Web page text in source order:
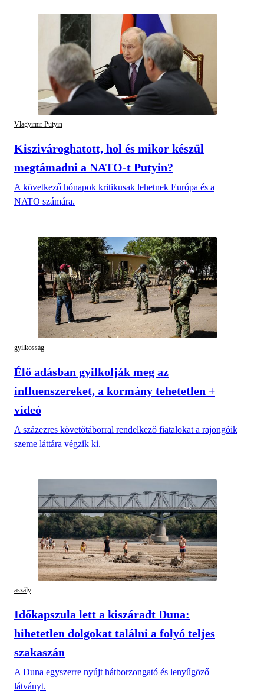
Vlagyimir Putyin
Kiszivároghatott, hol és mikor készül
megtámadni a NATO-t Putyin?
A következő hónapok kritikusak lehetnek Európa és a
NATO számára.
gyilkosság
Élő adásban gyilkolják meg az
influenszereket, a kormány tehetetlen +
videó
A százezres követőtáborral rendelkező fiatalokat a rajongóik
szeme láttára végzik ki.
aszály
Időkapszula lett a kiszáradt Duna:
hihetetlen dolgokat találni a folyó teljes
szakaszán
A Duna egyszerre nyújt hátborzongató és lenyűgöző
látványt.